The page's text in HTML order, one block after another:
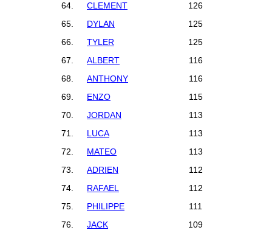
64.
CLEMENT
126
65.
DYLAN
125
66.
TYLER
125
67.
ALBERT
116
68.
ANTHONY
116
69.
ENZO
115
70.
JORDAN
113
71.
LUCA
113
72.
MATEO
113
73.
ADRIEN
112
74.
RAFAEL
112
75.
PHILIPPE
111
76.
JACK
109